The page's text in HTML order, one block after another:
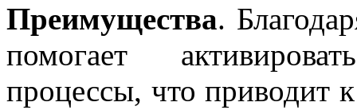
Преимущества.
помогает
процессы, что приводит